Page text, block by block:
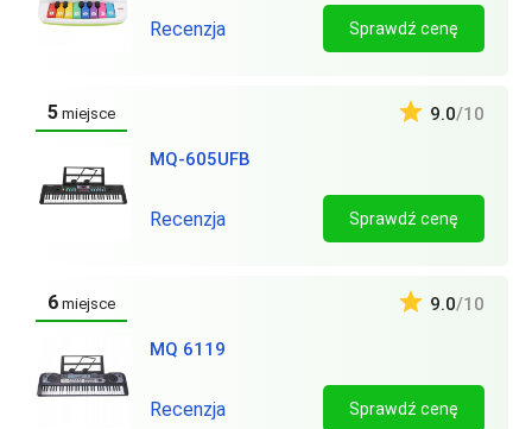
Recenzja Sprawdź cenę
5 miejsce
MQ-605UFB
9.0/10
Recenzja Sprawdź cenę
6 miejsce
MQ 6119
9.0/10
Recenzja Sprawdź cenę